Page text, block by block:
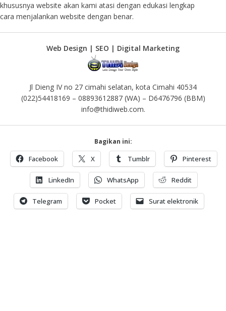
khususnya website akan kami atasi dengan edukasi lengkap
cara menjalankan website dengan benar.
Web Design | SEO | Digital Marketing
Jl Dieng IV no 27 cimahi selatan, kota Cimahi 40534
(022)54418169 – 08893612887 (WA) – D6476796 (BBM)
info@thidiweb.com.
Bagikan ini:
Facebook X Tumblr Pinterest
LinkedIn WhatsApp Reddit
Telegram Pocket Surat elektronik